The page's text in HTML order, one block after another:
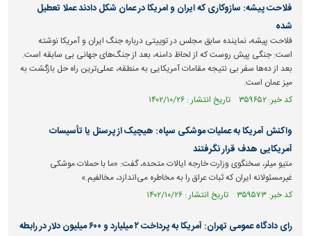
فلاحت پیشه: سازوکاری که ایران و امریکا در عمان شکل دادند عملا تعطیل
شده
فلاحت پیشه، نماینده سابق مجلس در توییتی درباره جنگ ایران و آمریکا نوشته
است: جنگی پیش روست که از لحاظ دامنه، بعد از جنگ‌های جهانی بی سابقه است.
بعد از ده‌ها سفر بی نتیجه مقامات آمریکایی به منطقه، عملی‌ترین راه حل بازگشت به
میز عمان است.
کد خبر: ۳۵۹۶۵۲ تاریخ انتشار : ۱۴۰۲/۱۰/۲۶
واکنش آمریکا به عملیات موشکی سپاه: هیچیک از پرسنل یا تأسیسات
آمریکایی هدف قرار نگرفتند
متیو میلر، سخنگوی وزارت خارجه ایالات متحده، گفت: «ما با حملات موشکی
غیرمسئولانه ایران که ثبات عراق را به مخاطره می‌اندازد، مخالفیم.»
کد خبر: ۳۵۹۵۷۳ تاریخ انتشار : ۱۴۰۲/۱۰/۲۶
رای دادگاه عمومی تهران: آمریکا به پرداخت ۲ میلیارد و ۶۰۰ میلیون دلار در رابطه